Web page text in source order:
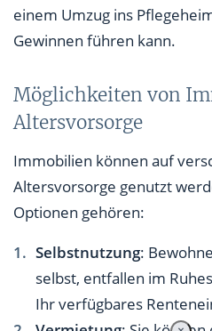
einem Umzug ins
Gewinnen führen kann.
Möglichkeiten von
Altersvorsorge
Immobilien können auf
Altersvorsorge genutzt
Optionen gehören:
Selbstnutzung:
selbst, entfallen im
Ihr verfügbares